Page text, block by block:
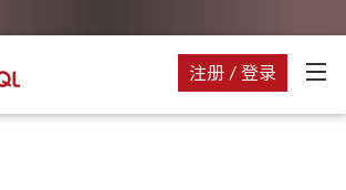
注册 / 登录